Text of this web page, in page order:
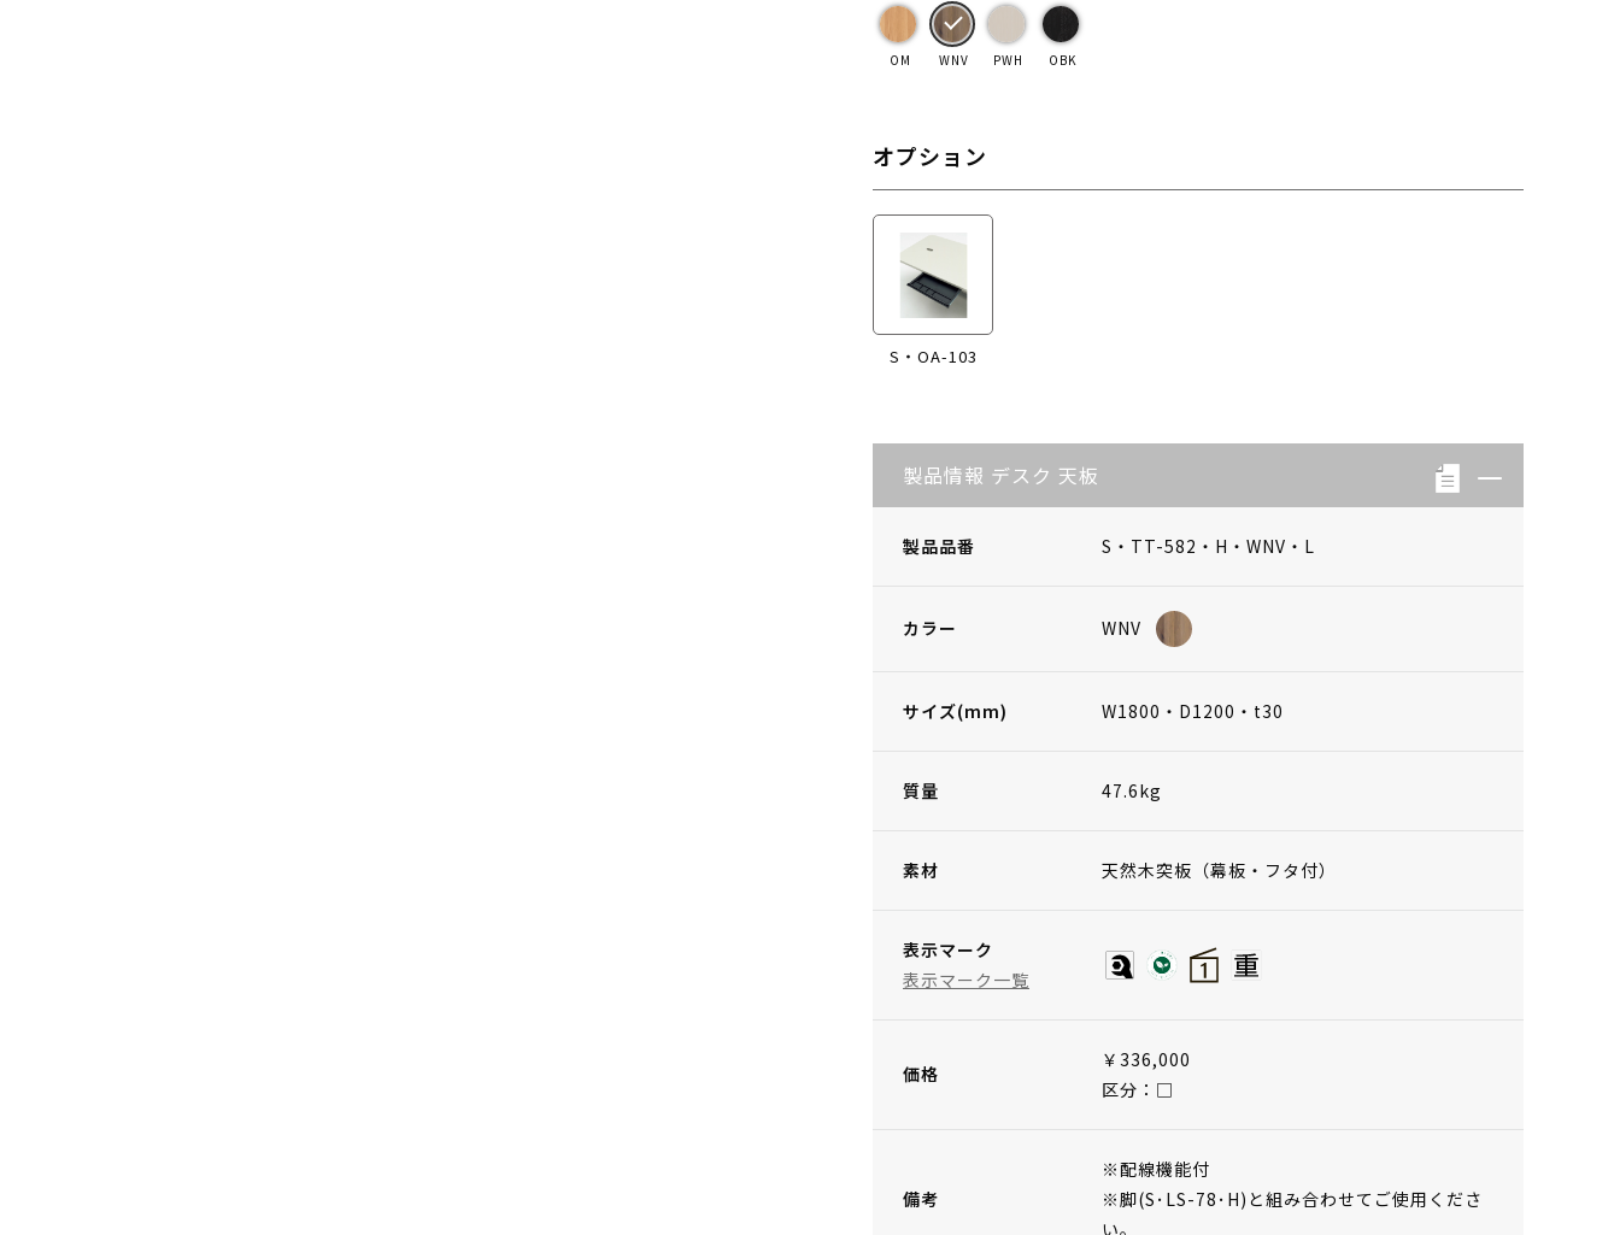
OM WNV PWH OBK
オプション
S・OA-103
製品情報 デスク 天板
製品品番 S・TT-582・H・WNV・L
カラー WNV
サイズ(mm) W1800・D1200・t30
質量 47.6kg
素材 天然木突板（幕板・フタ付）
表示マーク
表示マーク一覧
価格
￥336,000
区分：□
備考
※配線機能付
※脚(S･LS-78･H)と組み合わせてご使用くださ
い。